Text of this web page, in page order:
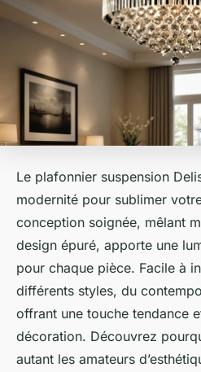
Le plafonnier suspension
modernité pour sublimer
conception soignée, mêlant
design épuré, apporte une
pour chaque pièce. Facile à
différents styles, du
offrant une touche tendance
décoration. Découvrez
autant les amateurs